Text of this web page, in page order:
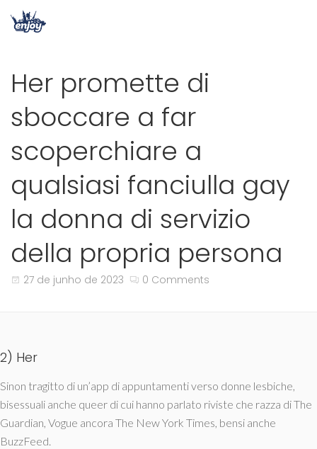
Her promette di
sboccare a far
scoperchiare a
qualsiasi fanciulla gay
la donna di servizio
della propria persona
27 de junho de 2023 0 Comments
2) Her
Sinon tragitto di un’app di appuntamenti verso donne lesbiche,
bisessuali anche queer di cui hanno parlato riviste che razza di The
Guardian, Vogue ancora The New York Times, bensi anche
BuzzFeed.